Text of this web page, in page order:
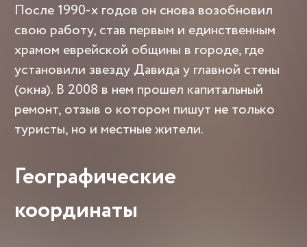
После 1990-х годов он снова возобновил
свою работу, став первым и единственным
храмом еврейской общины в городе, где
установили звезду Давида у главной стены
(окна). В 2008 в нем прошел капитальный
ремонт, отзыв о котором пишут не только
туристы, но и местные жители.
Географические
координаты